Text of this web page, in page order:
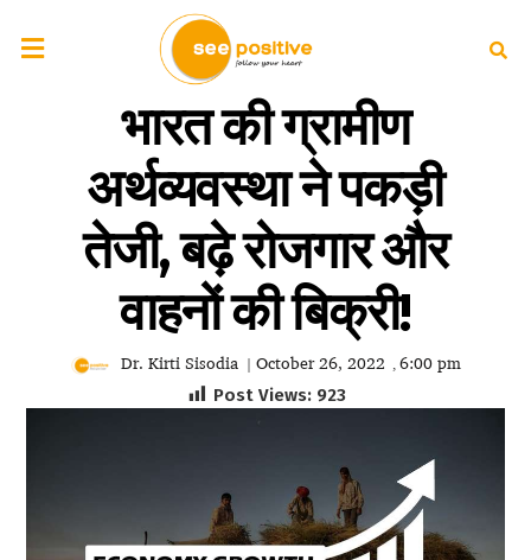
भारत की ग्रामीण
अर्थव्यवस्था ने पकड़ी
तेजी, बढ़े रोजगार और
वाहनों की बिक्री!
Dr. Kirti Sisodia | October 26, 2022 , 6:00 pm
Post Views: 923